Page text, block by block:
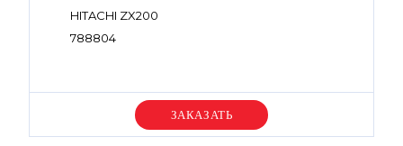
HITACHI ZX200
788804
Уточняйте цену